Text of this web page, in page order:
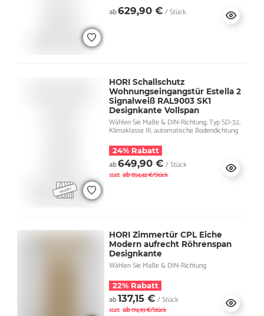
ab629,90 € / Stück
HORI Schallschutz
Wohnungseingangstür Estella 2
Signalweiß RAL9003 SK1
Designkante Vollspan
Wählen Sie Maße & DIN-Richtung, Typ SD-32,
Klimaklasse III, automatische Bodendichtung
24% Rabatt
ab649,90 € / Stück
statt ab854,42 €/Stück
HORI Zimmertür CPL Eiche
Modern aufrecht Röhrenspan
Designkante
Wählen Sie Maße & DIN-Richtung
22% Rabatt
ab137,15 € / Stück
statt ab174,93 €/Stück